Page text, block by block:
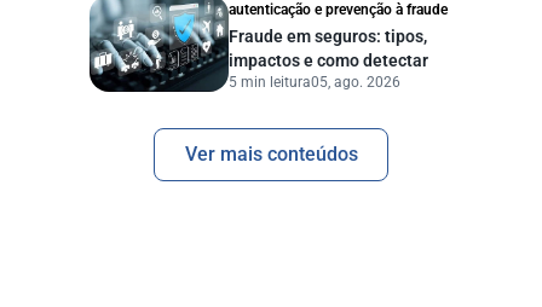
autenticação e prevenção à fraude
Fraude em seguros: tipos,
impactos e como detectar
5 min leitura05, ago. 2026
Ver mais conteúdos